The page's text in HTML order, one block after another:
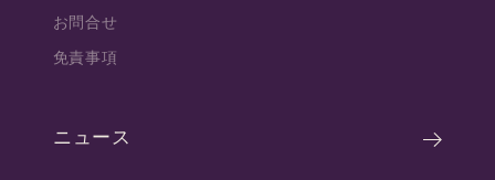
お問合せ
免責事項
ニュース